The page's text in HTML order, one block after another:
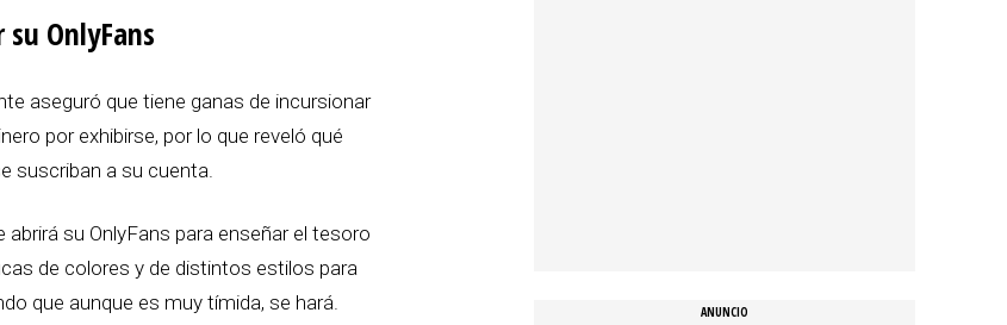
OnlyFans
aseguró que tiene ganas de incursionar
por exhibirse, por lo que reveló qué
suscriban a su cuenta.
abrirá su OnlyFans para enseñar el tesoro
de colores y de distintos estilos para
que aunque es muy tímida, se hará.